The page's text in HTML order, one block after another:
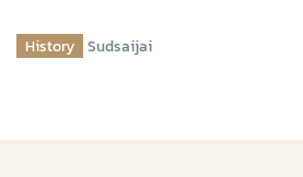
History Sudsaijai